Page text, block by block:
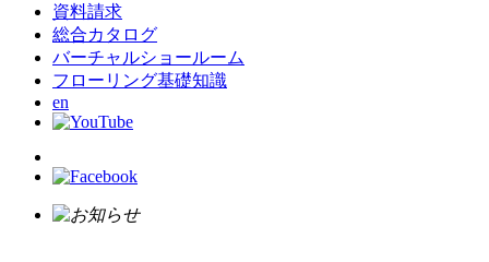
資料請求
総合カタログ
バーチャルショールーム
フローリング基礎知識
en